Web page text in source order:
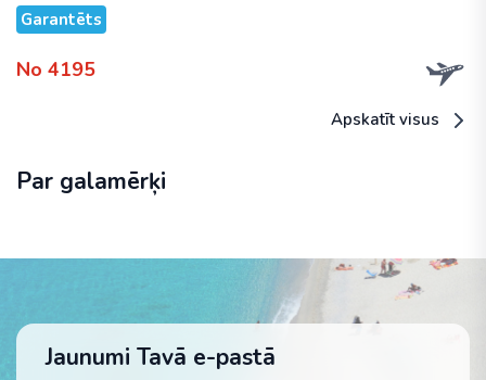
Garantēts
No 4195
Apskatīt visus
Par galamērķi
Jaunumi Tavā e-pastā